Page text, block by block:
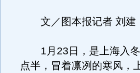
文／图本报记者 刘建
1月23日，是上海入冬
点半，冒着凛冽的寒风，